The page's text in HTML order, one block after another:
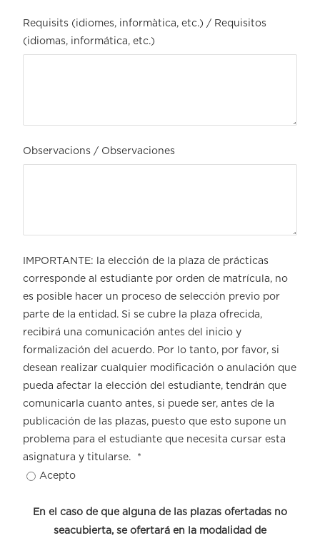
Requisits (idiomes, informàtica, etc.) / Requisitos
(idiomas, informática, etc.)
Observacions / Observaciones
IMPORTANTE: la elección de la plaza de prácticas
corresponde al estudiante por orden de matrícula, no
es posible hacer un proceso de selección previo por
parte de la entidad. Si se cubre la plaza ofrecida,
recibirá una comunicación antes del inicio y
formalización del acuerdo. Por lo tanto, por favor, si
desean realizar cualquier modificación o anulación que
pueda afectar la elección del estudiante, tendrán que
comunicarla cuanto antes, si puede ser, antes de la
publicación de las plazas, puesto que esto supone un
problema para el estudiante que necesita cursar esta
asignatura y titularse.
*
Acepto
En el caso de que alguna de las plazas ofertadas no
seacubierta, se ofertará en la modalidad de